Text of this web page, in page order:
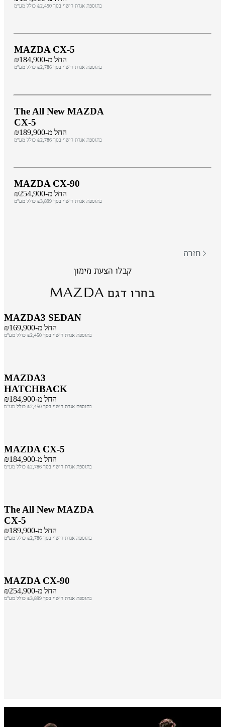
בתוספת אגרת רישוי בסך ₪2,450 כולל מע"מ
MAZDA CX-5
החל מ-₪184,900
בתוספת אגרת רישוי בסך ₪2,786 כולל מע"מ
The All New MAZDA
CX-5
החל מ-₪189,900
בתוספת אגרת רישוי בסך ₪2,786 כולל מע"מ
MAZDA CX-90
החל מ-₪254,900
בתוספת אגרת רישוי בסך ₪3,899 כולל מע"מ
חזרה
קבלו הצעת מימון
בחרו דגםMAZDA
MAZDA3 SEDAN
החל מ-₪169,900
בתוספת אגרת רישוי בסך ₪2,450 כולל מע"מ
MAZDA3
HATCHBACK
החל מ-₪184,900
בתוספת אגרת רישוי בסך ₪2,450 כולל מע"מ
MAZDA CX-5
החל מ-₪184,900
בתוספת אגרת רישוי בסך ₪2,786 כולל מע"מ
The All New MAZDA
CX-5
החל מ-₪189,900
בתוספת אגרת רישוי בסך ₪2,786 כולל מע"מ
MAZDA CX-90
החל מ-₪254,900
בתוספת אגרת רישוי בסך ₪3,899 כולל מע"מ